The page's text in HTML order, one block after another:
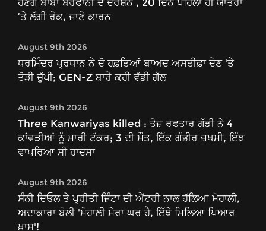
ਹੋਣਗੇ ਬਾਬਾ ਬਰਫਾਨੀ ਦੇ ਦਰਸ਼ਨ , 20 ਦਿਨ ਪਹਿਲਾਂ ਹੀ ਯਾਤਰਾ
’ਤੇ ਲੱਗੀ ਰੋਕ, ਜਾਣੋ ਕਾਰਨ
August 9th 2026
ਧਰਮਿੰਦਰ ਪ੍ਰਧਾਨ ਨੇ ਦੋ ਹਫ਼ਤਿਆਂ ਬਾਅਦ ਅਸਤੀਫ਼ਾ ਦੇਣ 'ਤੇ
ਤੋੜੀ ਚੁੱਪੀ; GEN-Z ਬਾਰੇ ਕਹੀ ਵੱਡੀ ਗੱਲ
August 9th 2026
Three Kanwariyas killed : ਤੇਜ਼ ਰਫਤਾਰ ਗੱਡੀ ਨੇ 4
ਕਾਂਵੜੀਆਂ ਨੂੰ ਮਾਰੀ ਟੱਕਰ; 3 ਦੀ ਮੌਤ, ਇੱਕ ਗੰਭੀਰ ਜ਼ਖਮੀ, ਇੰਝ
ਵਾਪਰਿਆ ਸੀ ਹਾਦਸਾ
August 9th 2026
ਸੰਨੀ ਦਿਓਲ ਤੇ ਪ੍ਰੀਤੀ ਜ਼ਿੰਟਾ ਦੀ ਐਂਟਰੀ ਨਾਲ ਹੱਲਿਆ ਮੋਹਾਲੀ,
ਅਦਾਕਾਰਾ ਬੋਲੀ 'ਮੋਹਾਲੀ ਮੇਰਾ ਘਰ ਹੈ, ਇੱਥੇ ਮਿਲਿਆ ਪਿਆਰ
ਖ਼ਾਸ'!